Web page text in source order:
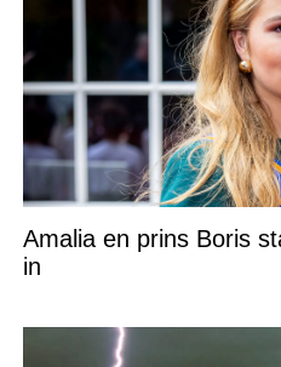
Amalia en prins Boris
in